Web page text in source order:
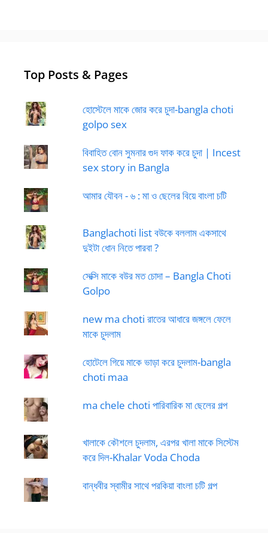
Top Posts & Pages
হোস্টেলে মাকে জোর করে চুদা-bangla choti
golpo sex
বিবাহিত বোন সুমনার গুদ ফাক করে চুদা | Incest
sex story in Bangla
আমার যৌবন - ৬ : মা ও ছেলের বিয়ে বাংলা চটি
Banglachoti list বউকে বললাম একসাথে
দুইটা ধোন নিতে পারবা ?
সেক্সি মাকে বউর মত চোদা – Bangla Choti
Golpo
new ma choti রাতের আধারে জঙ্গলে ফেলে
মাকে চুদলাম
হোটেলে গিয়ে মাকে ভাড়া করে চুদলাম-bangla
choti maa
ma chele choti পারিবারিক মা ছেলের গল্প
খালাকে কৌশলে চুদলাম, এরপর খালা মাকে সিস্টেম
করে দিল-Khalar Voda Choda
বান্ধবীর স্বামীর সাথে পরকিয়া বাংলা চটি গল্প